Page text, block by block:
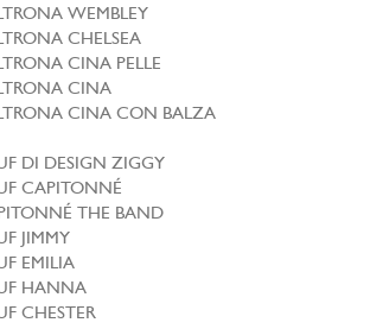
WEMBLEY
CHELSEA
CINA PELLE
CINA
CINA CON BALZA
DI DESIGN ZIGGY
CAPITONNÉ
THE BAND
JIMMY
EMILIA
HANNA
CHESTER